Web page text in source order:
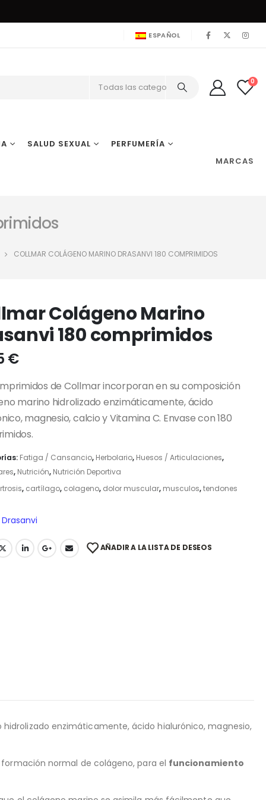
ESPAÑOL
Todas las categorías
0
SALUD SEXUAL PERFUMERÍA
MARCAS
COLLMAR COLÁGENO MARINO DRASANVI 180 COMPRIMIDOS
Colágeno Marino
180 comprimidos
€
de Collmar incorporan en su composición
marino hidrolizado enzimáticamente, ácido
magnesio, calcio y Vitamina C. Envase con 180
Fatiga / Cansancio, Herbolario, Huesos / Articulaciones,
, Nutrición, Nutrición Deportiva
, cartílago, colageno, dolor muscular, musculos,tendones
Drasanvi
AÑADIR A LA LISTA DE DESEOS
enzimáticamente, ácido hialurónico, magnesio,
normal de colágeno, para el funcionamiento